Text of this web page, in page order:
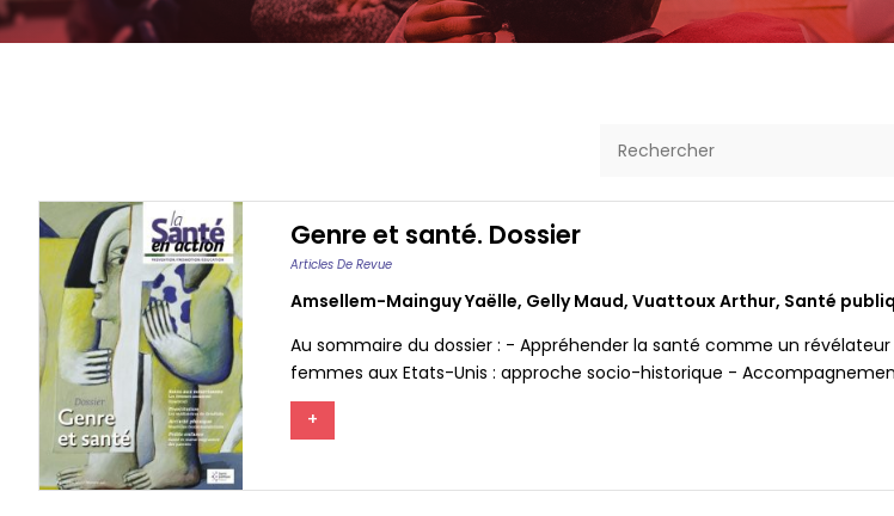
Genre et santé. Dossier
Articles De Revue
Amsellem-Mainguy Yaëlle, Gelly Maud, Vuattoux Arthur, Santé
Au sommaire du dossier : - Appréhender la santé comme un
femmes aux Etats-Unis : approche socio-historique -
+